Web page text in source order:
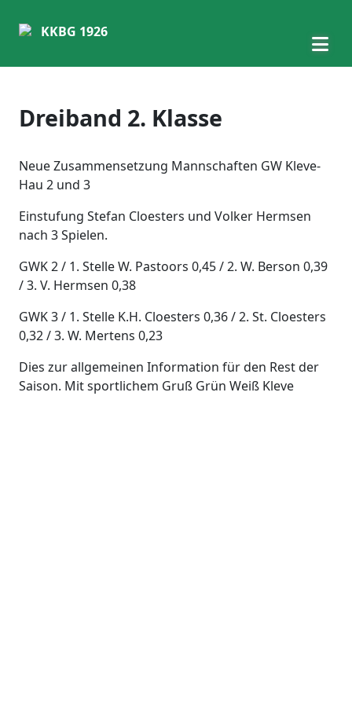
KKBG 1926
Dreiband 2. Klasse
Neue Zusammensetzung Mannschaften GW Kleve-
Hau 2 und 3
Einstufung Stefan Cloesters und Volker Hermsen
nach 3 Spielen.
GWK 2 / 1. Stelle W. Pastoors 0,45 / 2. W. Berson 0,39
/ 3. V. Hermsen 0,38
GWK 3 / 1. Stelle K.H. Cloesters 0,36 / 2. St. Cloesters
0,32 / 3. W. Mertens 0,23
Dies zur allgemeinen Information für den Rest der
Saison. Mit sportlichem Gruß Grün Weiß Kleve